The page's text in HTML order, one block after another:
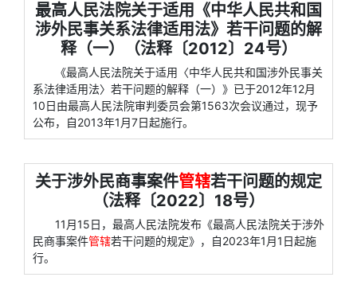
最高人民法院关于适用《中华人民共和国
涉外民事关系法律适用法》若干问题的解
释（一）（法释〔2012〕24号）
《最高人民法院关于适用〈中华人民共和国涉外民事关
系法律适用法〉若干问题的解释（一）》已于2012年12月
10日由最高人民法院审判委员会第1563次会议通过，现予
公布，自2013年1月7日起施行。
关于涉外民商事案件管辖若干问题的规定
（法释〔2022〕18号）
11月15日，最高人民法院发布《最高人民法院关于涉外
民商事案件管辖若干问题的规定》，自2023年1月1日起施
行。